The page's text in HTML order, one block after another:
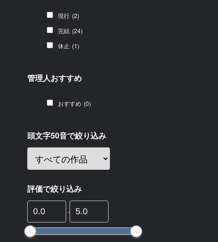
現行 (2)
完結 (24)
休止 (1)
管理人おすすめ
おすすめ (0)
頭文字50音で絞り込み
評価で絞り込み
-